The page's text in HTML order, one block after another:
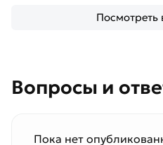
Посмотреть
Вопросы и
Пока нет